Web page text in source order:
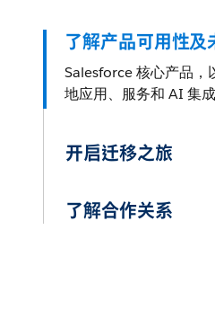
了解产品可用性及
Salesforce 核心产品，
地应用、服务和 AI 集成
开启迁移之旅
了解合作关系